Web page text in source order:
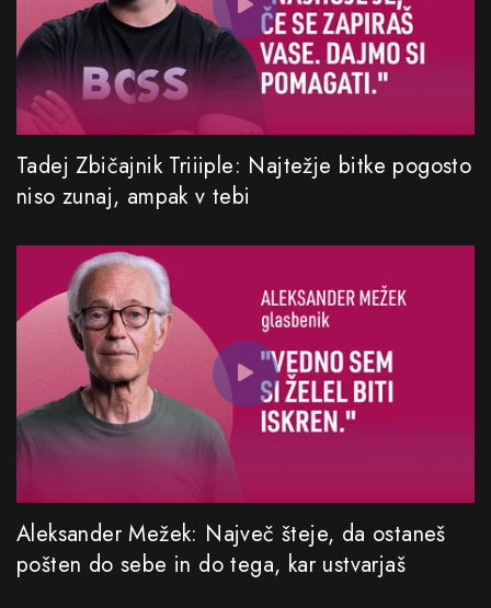
Tadej Zbičajnik Triiiple: Najtežje bitke pogosto
niso zunaj, ampak v tebi
Aleksander Mežek: Največ šteje, da ostaneš
pošten do sebe in do tega, kar ustvarjaš